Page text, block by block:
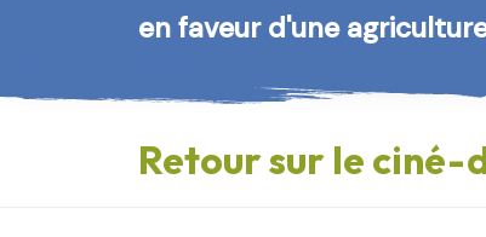
en faveur d'une
Retour sur le